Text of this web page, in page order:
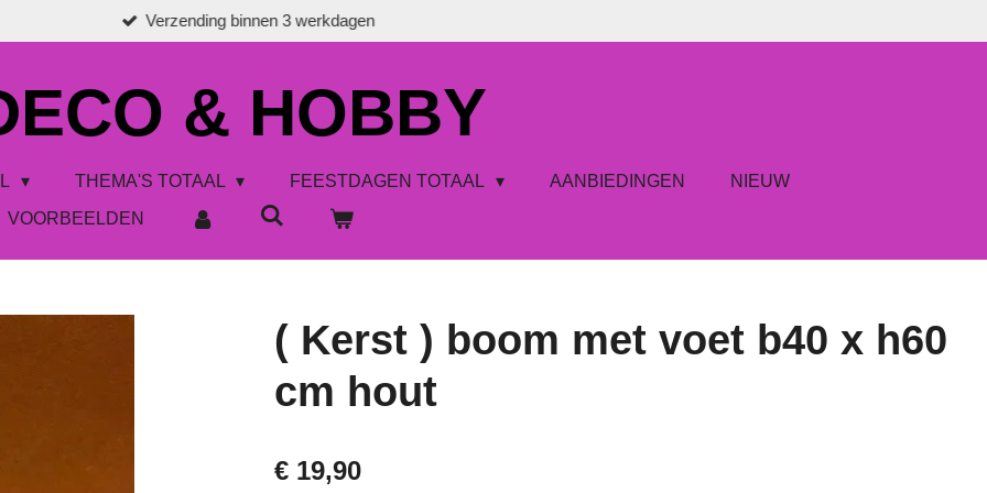
Verzending binnen 3 werkdagen
& HOBBY
THEMA'S TOTAAL FEESTDAGEN TOTAAL AANBIEDINGEN
NIEUW
VOORBEELDEN
( Kerst ) boom met voet b40 x h60
cm hout
€ 19,90